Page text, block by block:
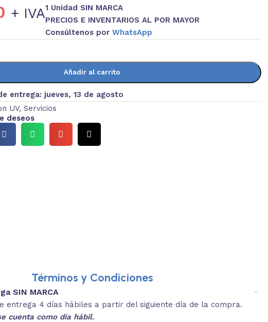
+ IVA1 Unidad SIN MARCA
PRECIOS E INVENTARIOS AL POR MAYOR
Consúltenos por WhatsApp
Añadir al carrito
entrega: jueves, 13 de agosto
UV, Servicios
deseos
breves y medidas aproximadas.
REVISA
3.
Términos y Condiciones
SIN MARCA
entrega 4 días hábiles a partir del siguiente día de la compra.
cuenta como día hábil.